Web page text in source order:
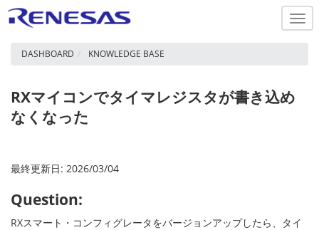
DASHBOARD KNOWLEDGE BASE
RXマイコンでタイマレジスタが書き込め
なくなった
最終更新日: 2026/03/04
Question:
RXスマート・コンフィグレータをバージョンアップしたら、タイ